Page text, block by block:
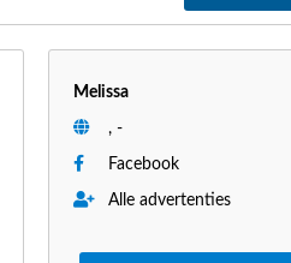
Melissa
, -
Facebook
Alle advertenties